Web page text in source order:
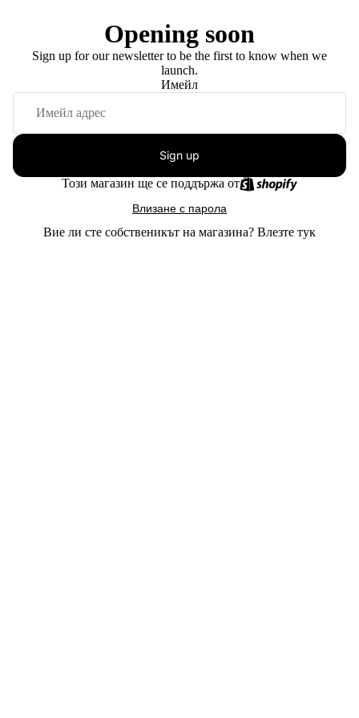
Opening soon
Sign up for our newsletter to be the first to know when we
launch.
Имейл
Sign up
Този магазин ще се поддържа от
Влизане с парола
Вие ли сте собственикът на магазина? Влезте тук